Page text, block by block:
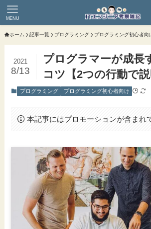
MENU
ホーム 記事一覧 プログラミング プログラミング初心者向
プログラマーが成長
コツ【2つの行動で説
2021
8/13
プログラミング プログラミング初心者向け
本記事にはプロモーションが含まれ